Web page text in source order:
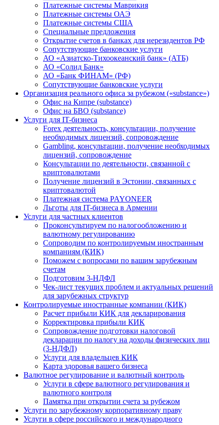
Платежные системы Маврикия
Платежные системы ОАЭ
Платежные системы США
Специальные предложения
Открытие счетов в банках для нерезидентов РФ
Сопутствующие банковские услуги
АО «Азиатско-Тихоокеанский банк» (АТБ)
АО «Солид Банк»
АО «Банк ФИНАМ» (РФ)
Сопутствующие банковские услуги
Организация реального офиса за рубежом («substance»)
Офис на Кипре (substance)
Офис на БВО (substance)
Услуги для IT-бизнеса
Forex деятельность, консультации, получение
необходимых лицензий, сопровождение
Gambling, консультации, получение необходимых
лицензий, сопровождение
Консультации по деятельности, связанной с
криптовалютами
Получение лицензий в Эстонии, связанных с
криптовалютой
Платежная система PAYONEER
Льготы для IT-бизнеса в Армении
Услуги для частных клиентов
Проконсультируем по налогообложению и
валютному регулированию
Сопроводим по контролируемым иностранным
компаниям (КИК)
Поможем с вопросами по вашим зарубежным
счетам
Подготовим 3-НДФЛ
Чек-лист текущих проблем и актуальных решений
для зарубежных структур
Контролируемые иностранные компании (КИК)
Расчет прибыли КИК для декларирования
Корректировка прибыли КИК
Сопровождение подготовки налоговой
декларации по налогу на доходы физических лиц
(3-НДФЛ)
Услуги для владельцев КИК
Карта здоровья вашего бизнеса
Валютное регулирование и валютный контроль
Услуги в сфере валютного регулирования и
валютного контроля
Памятка при открытии счета за рубежом
Услуги по зарубежному корпоративному праву
Услуги в сфере российского и международного